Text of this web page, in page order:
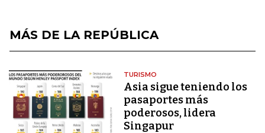
MÁS DE LA REPÚBLICA
TURISMO
Asia sigue teniendo los
pasaportes más
poderosos, lidera
Singapur